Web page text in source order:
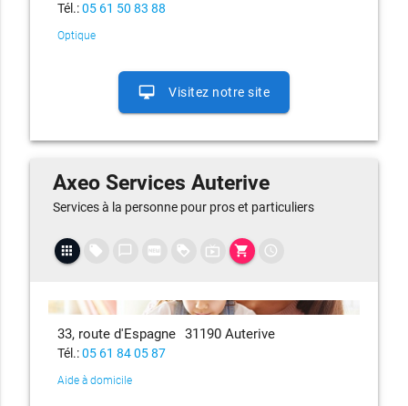
Tél.:05 61 50 83 88
Optique
desktop_mac Visitez notre site
Axeo Services Auterive
Services à la personne pour pros et particuliers
apps local_offer chat_bubble_outline fiber_new loyalty live_tv shopping_cart access_time
33, route d'Espagne 31190 Auterive
Tél.:05 61 84 05 87
Aide à domicile